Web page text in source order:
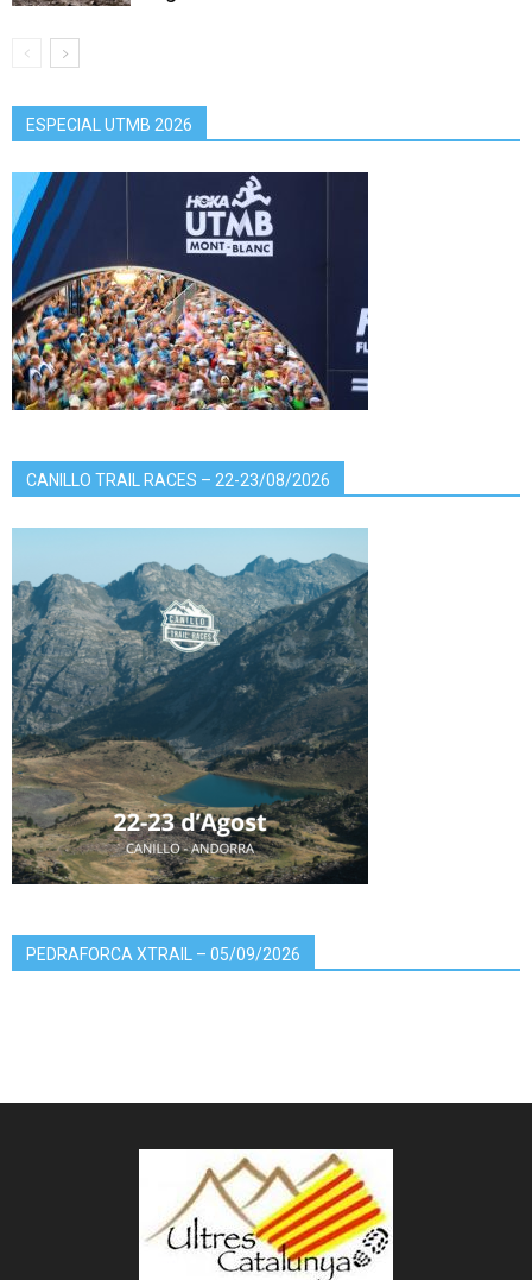
ESPECIAL UTMB 2026
CANILLO TRAIL RACES – 22-23/08/2026
PEDRAFORCA XTRAIL – 05/09/2026